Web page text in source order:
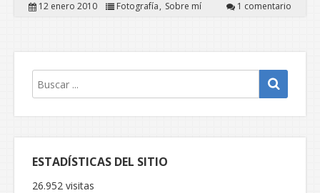
12 enero 2010 Fotografía Sobre mí 1 comentario
ESTADÍSTICAS DEL SITIO
26.952 visitas